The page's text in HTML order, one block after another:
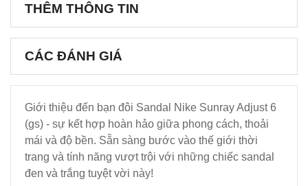
THÊM THÔNG TIN
CÁC ĐÁNH GIÁ
Giới thiệu đến bạn đôi Sandal Nike Sunray Adjust 6
(gs) - sự kết hợp hoàn hảo giữa phong cách, thoải
mái và độ bền. Sẵn sàng bước vào thế giới thời
trang và tính năng vượt trội với những chiếc sandal
đen và trắng tuyệt vời này!